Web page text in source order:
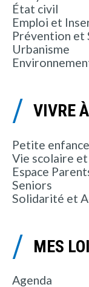
État civil
Emploi et
Prévention et
Urbanisme
VIVRE
Petite enfance
Vie scolaire
Espace
Seniors
Solidarité et
MES
Agenda